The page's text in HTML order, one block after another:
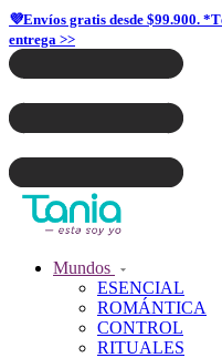
💜Envíos gratis desde $99.900.
entrega >>
Mundos
ESENCIAL
ROMÁNTICA
CONTROL
RITUALES